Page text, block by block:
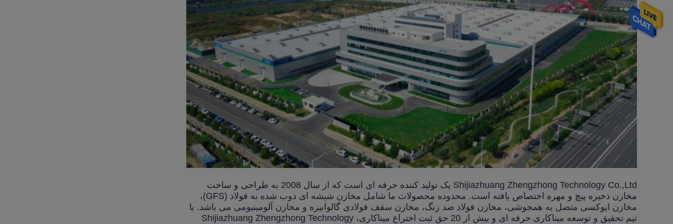
Shijiazhuang Zhengzhong Technology Co.,Ltd یک تولید کننده حرفه ای است که از سال 2008 به طراحی و ساخت
مخازن ذخیره پیچ و مهره اختصاص یافته است. محدوده محصولات ما شامل مخازن شیشه ای ذوب شده به فولاد (GFS)،
مخازن اپوکسی متصل به همجوشی، مخازن فولاد ضد زنگ، مخازن سقف فولادی گالوانیزه و مخازن آلومینیومی می باشد. با
تیم تحقیق و توسعه میناکاری حرفه ای و بیش از 20 حق ثبت اختراع میناکاری، Shijiazhuang Zhengzhong Technology